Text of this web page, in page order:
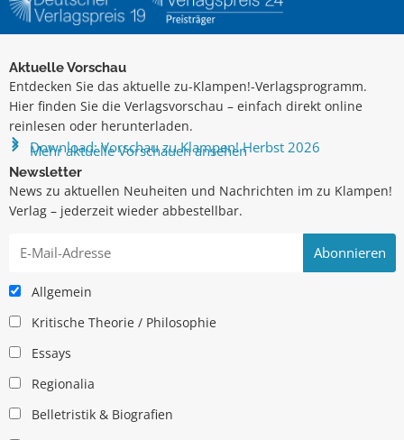
Aktuelle Vorschau
Entdecken Sie das aktuelle zu-Klampen!-Verlagsprogramm.
Hier finden Sie die Verlagsvorschau – einfach direkt online
reinlesen oder herunterladen.
Download: Vorschau zu Klampen! Herbst 2026
Mehr aktuelle Vorschauen ansehen
Newsletter
News zu aktuellen Neuheiten und Nachrichten im zu Klampen!
Verlag – jederzeit wieder abbestellbar.
Allgemein
Kritische Theorie / Philosophie
Essays
Regionalia
Belletristik & Biografien